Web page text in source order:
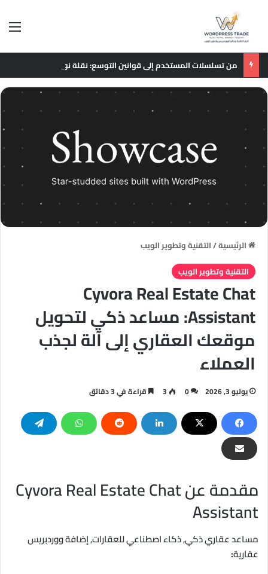
الرئيسية/التقنية وتطوير الويب
التقنية وتطوير الويب
Cyvora Real Estate Chat
Assistant: مساعد ذكي لتحويل
موقعك العقاري إلى آلة لجذب
العملاء
يوليو 3, 2026 0
3 قراءة في 3 دقائق
مقدمة عن Cyvora Real Estate Chat
Assistant
مساعد عقاري ذكي, ذكاء اصطناعي للعقارات, إضافة ووردبريس
عقارية: